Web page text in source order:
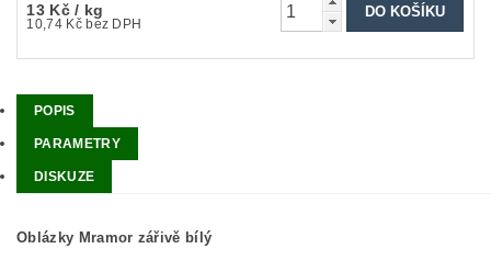
13 Kč/ kg
10,74 Kč bez DPH
POPIS
PARAMETRY
DISKUZE
Oblázky Mramor zářivě bílý